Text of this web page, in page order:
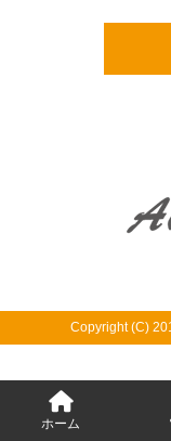
Copyright (C)
ホーム